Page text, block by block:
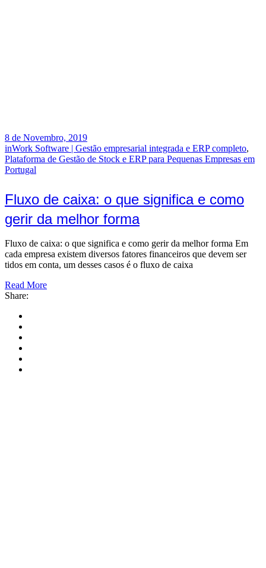
8 de Novembro, 2019
inWork Software | Gestão empresarial integrada e ERP completo,
Plataforma de Gestão de Stock e ERP para Pequenas Empresas em
Portugal
Fluxo de caixa: o que significa e como
gerir da melhor forma
Fluxo de caixa: o que significa e como gerir da melhor forma Em
cada empresa existem diversos fatores financeiros que devem ser
tidos em conta, um desses casos é o fluxo de caixa
Read More
Share: